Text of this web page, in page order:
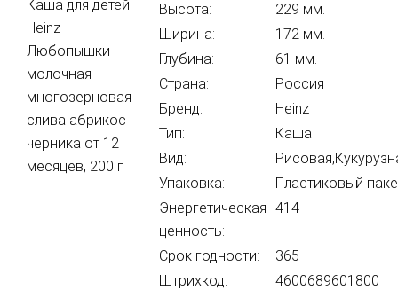
Высота:
229 мм.
Ширина:
172 мм.
Глубина:
61 мм.
Страна:
Россия
Бренд:
Heinz
Тип:
Каша
Вид:
Упаковка:
Пластиковый
Энергетическая
ценность:
414
Срок годности:
365
Штрихкод:
4600689601800